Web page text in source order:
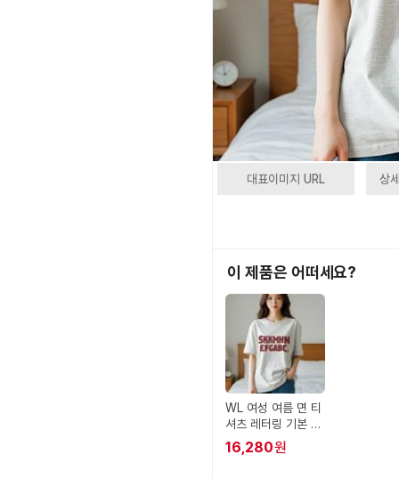
대표이미지 URL 상
이 제품은 어떠세요?
WL 여성 여름 면 티
셔츠 레터링 기본 루
즈핏 반팔 티
16,280원